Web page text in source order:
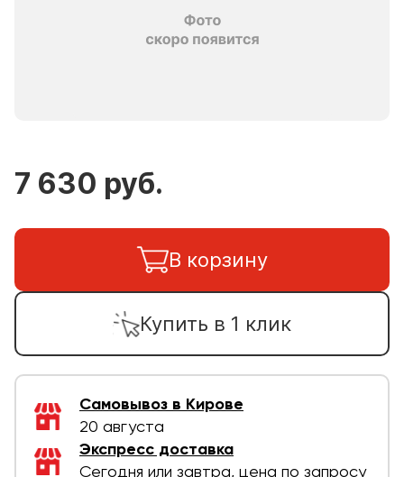
7 630 руб.
В корзину
Купить в 1 клик
Самовывоз в Кирове
20 августа
Экспресс доставка
Сегодня или завтра, цена по запросу